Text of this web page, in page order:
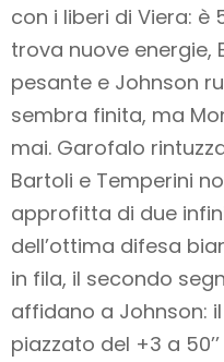
con i liberi di Viera: è
trova nuove energie,
pesante e Johnson
sembra finita, ma
mai. Garofalo
Bartoli e Temperini
approfitta di due
dell’ottima difesa
in fila, il secondo
affidano a Johnson:
piazzato del +3 a